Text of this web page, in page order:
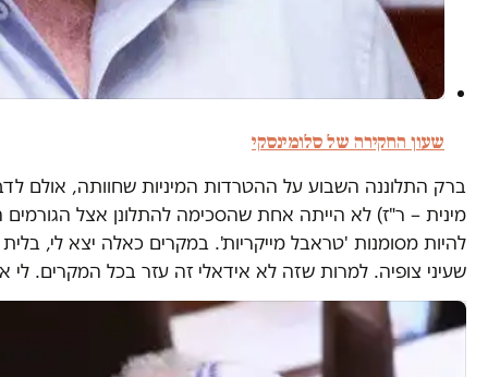
שעון החקירה של סלומינסקי
ברק התלוננה השבוע על ההטרדות המיניות שחוותה, אולם
להיות מסומנות 'טראבל מייקריות'. במקרים כאלה יצא לי,
שעיני צופיה. למרות שזה לא אידאלי זה עזר בכל המקרים. לי